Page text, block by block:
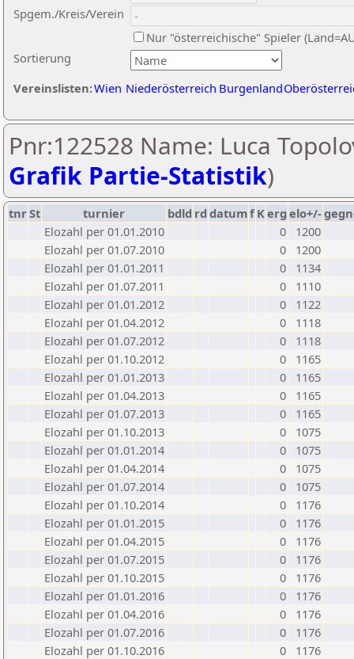
Sortierung
Spgem./Kreis/Verein
Nur "österreichische" Spieler
Vereinslisten:Wien Niederösterreich Burgenland
Pnr:122528 Name: Luca
Grafik Partie-Statistik)
tnrSt turnier bdld rd datumf Kerg elo+/-
Elozahl per 01.01.2010
0
1200
Elozahl per 01.07.2010
0
1200
Elozahl per 01.01.2011
0
1134
Elozahl per 01.07.2011
0
1110
Elozahl per 01.01.2012
0
1122
Elozahl per 01.04.2012
0
1118
Elozahl per 01.07.2012
0
1118
Elozahl per 01.10.2012
0
1165
Elozahl per 01.01.2013
0
1165
Elozahl per 01.04.2013
0
1165
Elozahl per 01.07.2013
0
1165
Elozahl per 01.10.2013
0
1075
Elozahl per 01.01.2014
0
1075
Elozahl per 01.04.2014
0
1075
Elozahl per 01.07.2014
0
1075
Elozahl per 01.10.2014
0
1176
Elozahl per 01.01.2015
0
1176
Elozahl per 01.04.2015
0
1176
Elozahl per 01.07.2015
0
1176
Elozahl per 01.10.2015
0
1176
Elozahl per 01.01.2016
0
1176
Elozahl per 01.04.2016
0
1176
Elozahl per 01.07.2016
0
1176
Elozahl per 01.10.2016
0
1176